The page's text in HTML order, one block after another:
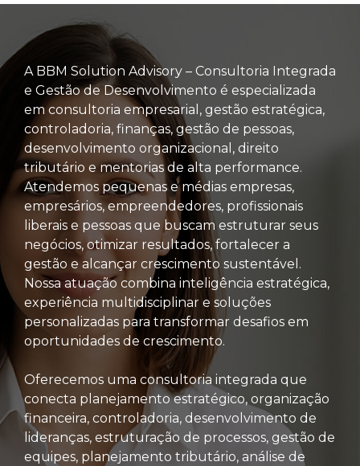
A BBM Solution Advisory – Consultoria Integrada
e Gestão de Desenvolvimento é especializada
em consultoria empresarial, gestão estratégica,
controladoria, finanças, gestão de pessoas,
desenvolvimento organizacional, direito
tributário e mentorias de alta performance.
Atendemos pequenas e médias empresas,
empresários, empreendedores, profissionais
liberais e pessoas que buscam estruturar seus
negócios, otimizar resultados, fortalecer a
gestão e alcançar crescimento sustentável.
Nossa atuação combina inteligência estratégica,
experiência multidisciplinar e soluções
personalizadas para transformar desafios em
oportunidades de crescimento.
Oferecemos uma consultoria integrada que
conecta planejamento estratégico, organização
financeira, controladoria, desenvolvimento de
lideranças, estruturação de processos, gestão de
equipes, planejamento tributário, análise de